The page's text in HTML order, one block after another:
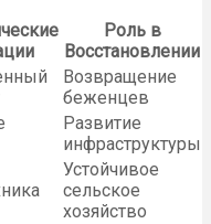
Роль в
Восстановлении
Возвращение
беженцев
Развитие
инфраструктуры
Устойчивое
сельское
хозяйство